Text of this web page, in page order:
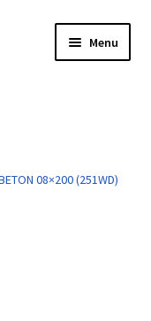
Menu
08×200 (251WD)